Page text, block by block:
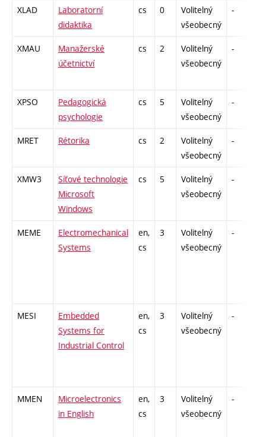
XLAD
Laboratorní
didaktika
cs 0
Volitelný
všeobecný
-
XMAU
Manažerské
účetnictví
cs 2
Volitelný
všeobecný
-
XPSO
Pedagogická
psychologie
cs 5
Volitelný
všeobecný
-
MRET Rétorika cs 2
Volitelný
všeobecný
-
XMW3
Síťové technologie
Microsoft
Windows
cs 5
Volitelný
všeobecný
-
MEME
Electromechanical
Systems
en,
cs
3
Volitelný
všeobecný
-
MESI
Embedded
Systems for
Industrial Control
en,
cs
3
Volitelný
všeobecný
-
MMEN
Microelectronics
in English
en,
cs
3
Volitelný
všeobecný
-